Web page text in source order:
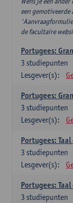
een
de facultaire
Portugees:
3 studiepunten
Lesgever(s):
Portugees:
3 studiepunten
Lesgever(s):
Portugees:
3 studiepunten
Lesgever(s):
Portugees:
3 studiepunten